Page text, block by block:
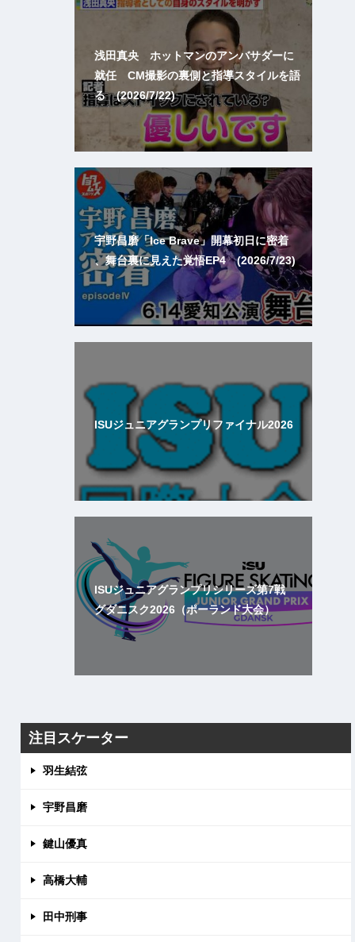
浅田真央 ホットマンのアンバサダーに
就任 CM撮影の裏側と指導スタイルを語
る (2026/7/22)
宇野昌磨「Ice Brave」開幕初日に密着
、舞台裏に見えた覚悟EP4 (2026/7/23)
ISUジュニアグランプリファイナル2026
ISUジュニアグランプリシリーズ第7戦
グダニスク2026（ポーランド大会）
注目スケーター
羽生結弦
宇野昌磨
鍵山優真
高橋大輔
田中刑事